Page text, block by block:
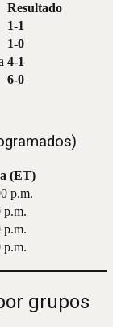
Resultado
1-1
1-0
4-1
6-0
(ET)
p.m.
p.m.
p.m.
p.m.
grupos